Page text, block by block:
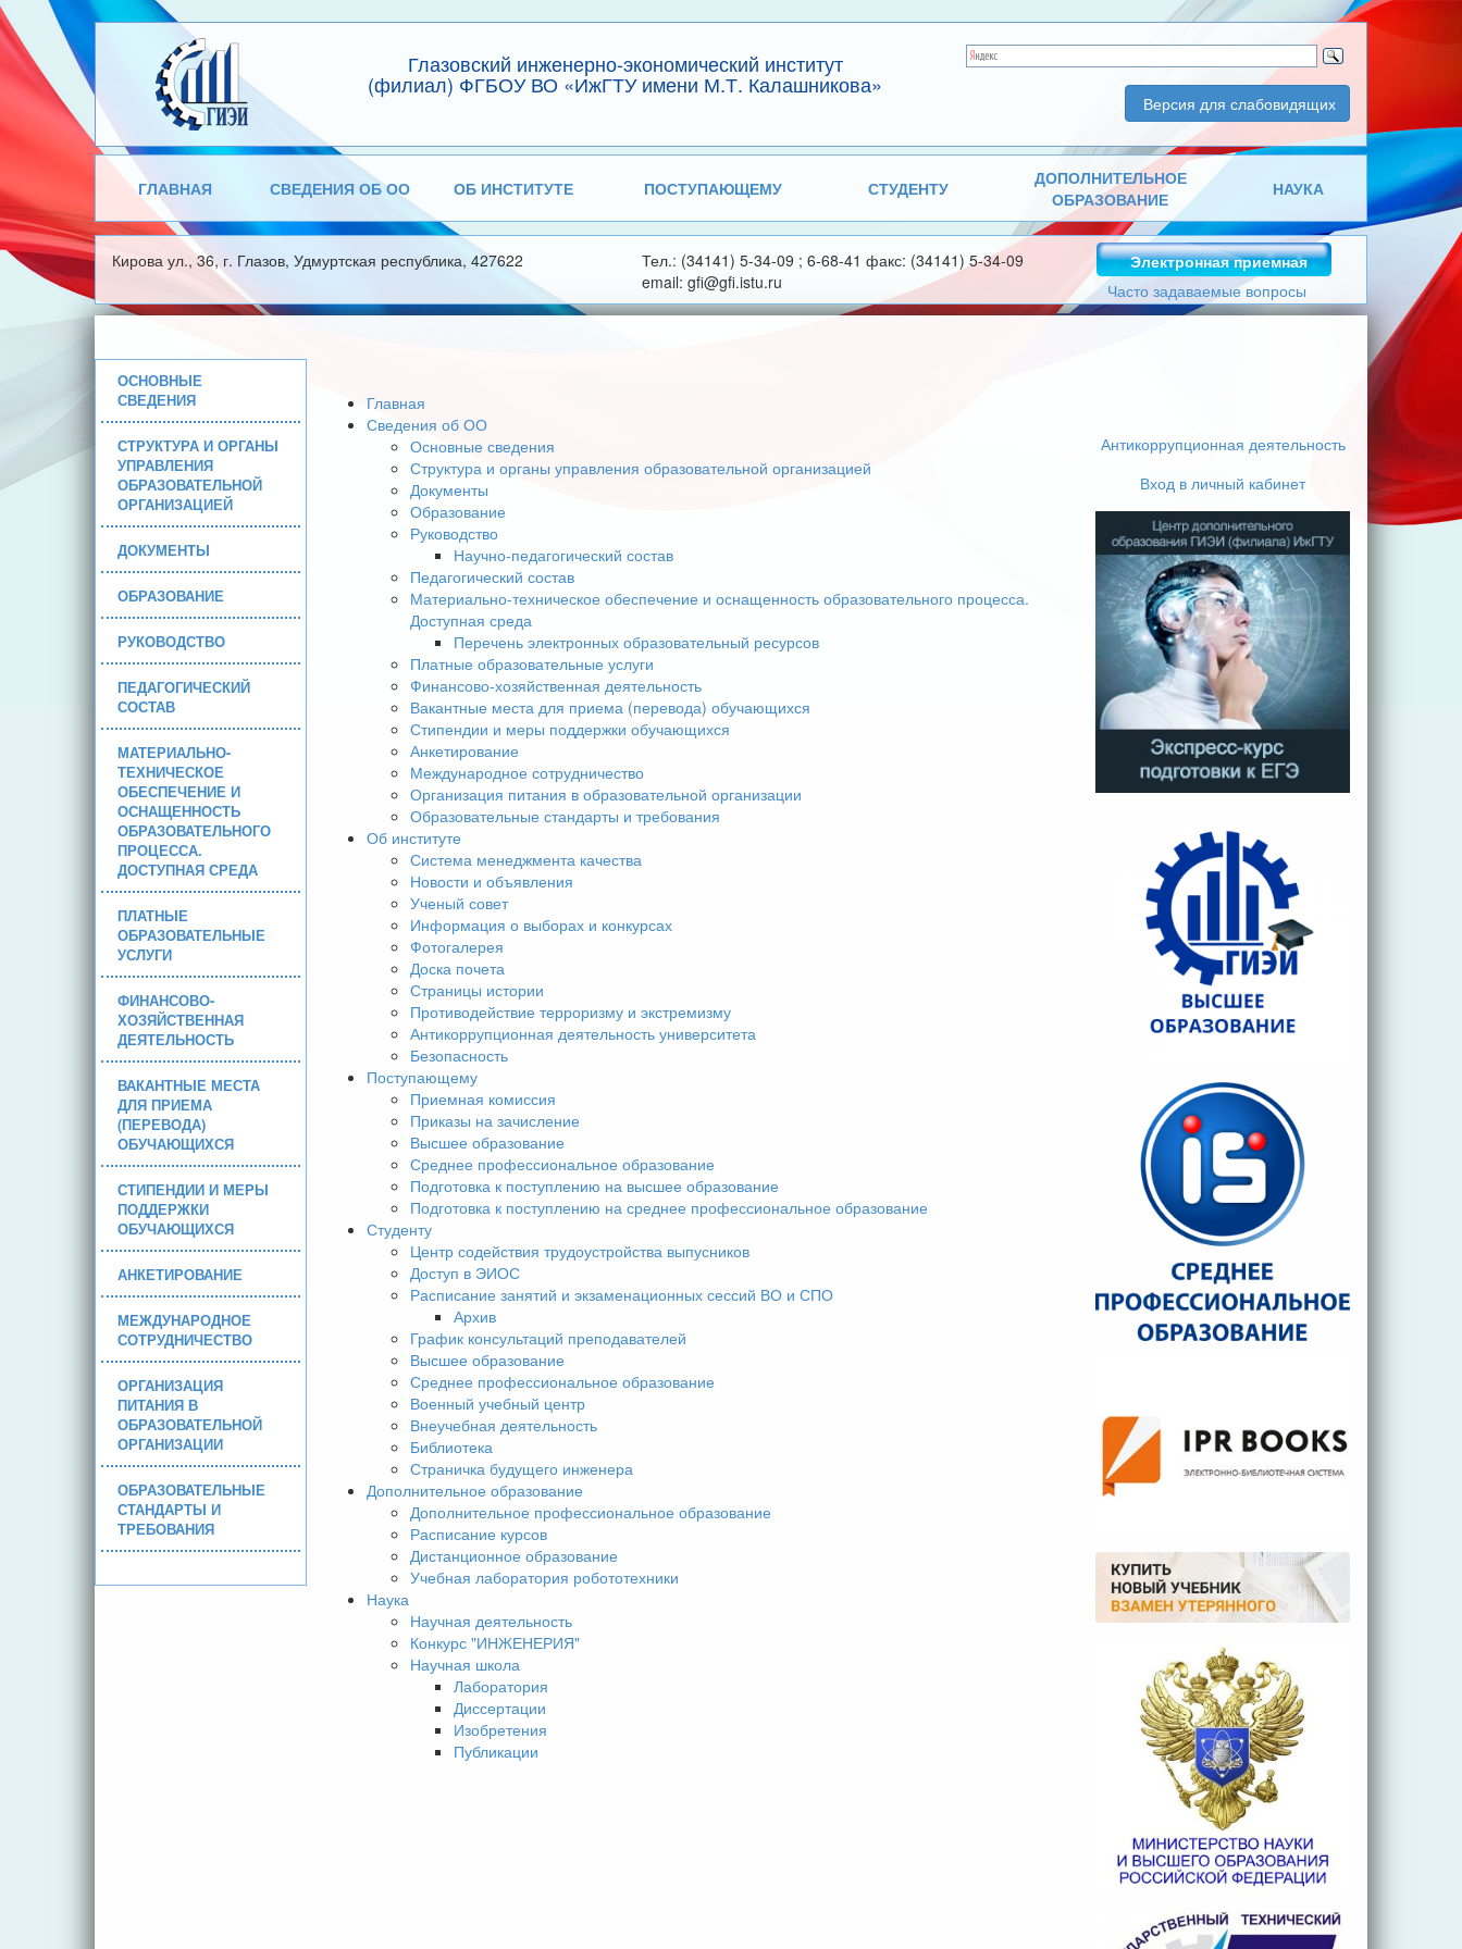
Глазовский инженерно-экономический институт
(филиал) ФГБОУ ВО «ИжГТУ имени М.Т. Калашникова»
Версия для слабовидящих
ГЛАВНАЯ СВЕДЕНИЯ ОБ ОО ОБ ИНСТИТУТЕ ПОСТУПАЮЩЕМУ СТУДЕНТУ
ДОПОЛНИТЕЛЬНОЕ
ОБРАЗОВАНИЕ
НАУКА
Кирова ул., 36, г. Глазов, Удмуртская республика, 427622
Тел.: (34141) 5-34-09 ; 6-68-41 факс: (34141) 5-34-09
email: gfi@gfi.istu.ru
Электронная приемная
Часто задаваемые вопросы
ОСНОВНЫЕ
СВЕДЕНИЯ
СТРУКТУРА И ОРГАНЫ
УПРАВЛЕНИЯ
ОБРАЗОВАТЕЛЬНОЙ
ОРГАНИЗАЦИЕЙ
ДОКУМЕНТЫ
ОБРАЗОВАНИЕ
РУКОВОДСТВО
ПЕДАГОГИЧЕСКИЙ
СОСТАВ
МАТЕРИАЛЬНО-
ТЕХНИЧЕСКОЕ
ОБЕСПЕЧЕНИЕ И
ОСНАЩЕННОСТЬ
ОБРАЗОВАТЕЛЬНОГО
ПРОЦЕССА.
ДОСТУПНАЯ СРЕДА
ПЛАТНЫЕ
ОБРАЗОВАТЕЛЬНЫЕ
УСЛУГИ
ФИНАНСОВО-
ХОЗЯЙСТВЕННАЯ
ДЕЯТЕЛЬНОСТЬ
ВАКАНТНЫЕ МЕСТА
ДЛЯ ПРИЕМА
(ПЕРЕВОДА)
ОБУЧАЮЩИХСЯ
СТИПЕНДИИ И МЕРЫ
ПОДДЕРЖКИ
ОБУЧАЮЩИХСЯ
АНКЕТИРОВАНИЕ
МЕЖДУНАРОДНОЕ
СОТРУДНИЧЕСТВО
ОРГАНИЗАЦИЯ
ПИТАНИЯ В
ОБРАЗОВАТЕЛЬНОЙ
ОРГАНИЗАЦИИ
ОБРАЗОВАТЕЛЬНЫЕ
СТАНДАРТЫ И
ТРЕБОВАНИЯ
Главная
Сведения об ОО
Основные сведения
Структура и органы управления образовательной организацией
Документы
Образование
Руководство
Научно-педагогический состав
Педагогический состав
Материально-техническое обеспечение и оснащенность образовательного процесса.
Доступная среда
Перечень электронных образовательный ресурсов
Платные образовательные услуги
Финансово-хозяйственная деятельность
Вакантные места для приема (перевода) обучающихся
Стипендии и меры поддержки обучающихся
Анкетирование
Международное сотрудничество
Организация питания в образовательной организации
Образовательные стандарты и требования
Об институте
Система менеджмента качества
Новости и объявления
Ученый совет
Информация о выборах и конкурсах
Фотогалерея
Доска почета
Страницы истории
Противодействие терроризму и экстремизму
Антикоррупционная деятельность университета
Безопасность
Поступающему
Приемная комиссия
Приказы на зачисление
Высшее образование
Среднее профессиональное образование
Подготовка к поступлению на высшее образование
Подготовка к поступлению на среднее профессиональное образование
Студенту
Центр содействия трудоустройства выпусников
Доступ в ЭИОС
Расписание занятий и экзаменационных сессий ВО и СПО
Архив
График консультаций преподавателей
Высшее образование
Среднее профессиональное образование
Военный учебный центр
Внеучебная деятельность
Библиотека
Страничка будущего инженера
Дополнительное образование
Дополнительное профессиональное образование
Расписание курсов
Дистанционное образование
Учебная лаборатория робототехники
Наука
Научная деятельность
Конкурс "ИНЖЕНЕРИЯ"
Научная школа
Лаборатория
Диссертации
Изобретения
Публикации
Антикоррупционная деятельность
Вход в личный кабинет